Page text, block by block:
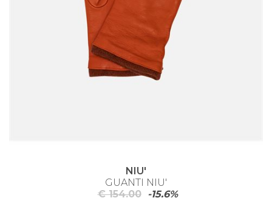
NIU'
GUANTI NIU'
€ 154.00
-15.6%